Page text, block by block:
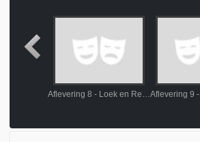
Aflevering 8 - Loek en Renate